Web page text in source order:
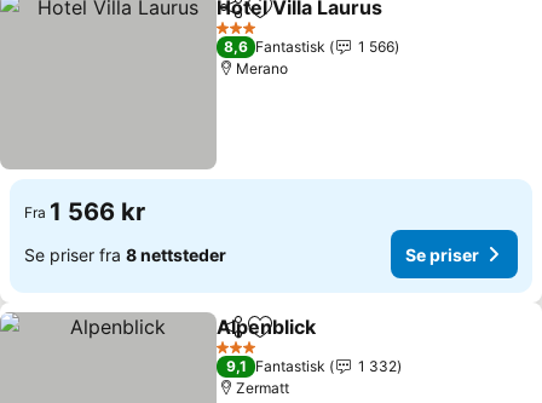
Del Legg til i favoritter
Hotel Villa Laurus
3 Stjerner
8,6 Fantastisk
1 566
Merano
Fra 1 566 kr
Se priser fra 8 nettsteder Se priser
Del Legg til i favoritter
Alpenblick
3 Stjerner
9,1 Fantastisk
1 332
Zermatt